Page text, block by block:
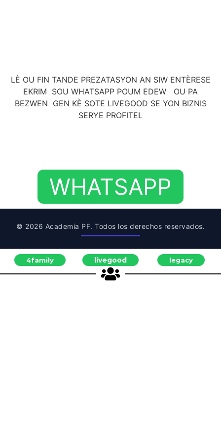
LÈ OU FIN TANDE PREZATASYON AN SIW ENTÈRESE
EKRIM SOU WHATSAPP POUM EDEW OU PA
BEZWEN GEN KÈ SOTE LIVEGOOD SE YON BIZNIS
SERYE PROFITEL
WHATSAPP
© 2026 Academia PF. Todos los derechos reservados.
4family livegood legacy